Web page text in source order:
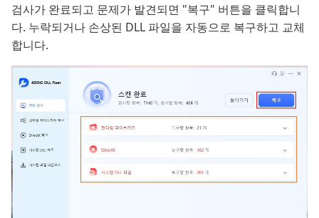
검사가 완료되고 문제가 발견되면 "복구" 버튼을 클릭합니
다. 누락되거나 손상된 DLL 파일을 자동으로 복구하고 교체
합니다.